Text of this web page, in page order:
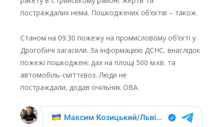
постраждалих нема. Пошкоджених об’єктів – також.
Станом на 09:30 пожежу на промисловому обʼєкті у
Дрогобичі загасили. За інформацією ДСНС, внаслідок
пожежі пошкоджені: дах на площі 500 м.кв. та
автомобіль-сміттєвоз. Люди не
постраждали, додав очільник ОВА.